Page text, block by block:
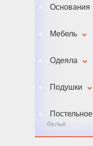
Основания
Мебель
Одеяла
Подушки
Постельное
бельё